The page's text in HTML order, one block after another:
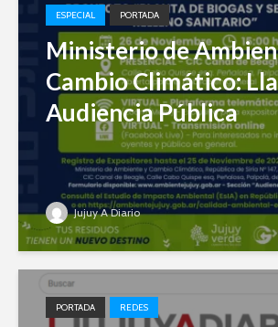
ESPECIAL PORTADA
Ministerio de
Cambio Climático:
Audiencia Pública
Jujuy A Diario
PORTADA REDES